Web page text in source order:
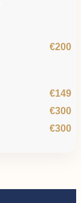
€200
€149
€300
€300